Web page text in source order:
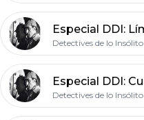
Detectives de lo Insólito
Detectives de lo Insólito